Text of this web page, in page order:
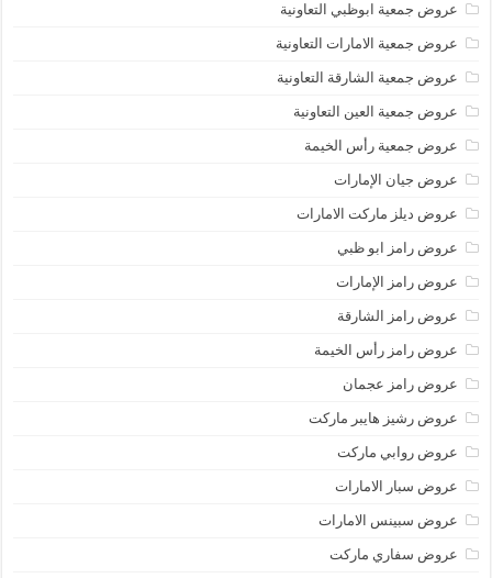
عروض جمعية ابوظبي التعاونية
عروض جمعية الامارات التعاونية
عروض جمعية الشارقة التعاونية
عروض جمعية العين التعاونية
عروض جمعية رأس الخيمة
عروض جيان الإمارات
عروض ديلز ماركت الامارات
عروض رامز ابو ظبي
عروض رامز الإمارات
عروض رامز الشارقة
عروض رامز رأس الخيمة
عروض رامز عجمان
عروض رشيز هايبر ماركت
عروض روابي ماركت
عروض سبار الامارات
عروض سبينس الامارات
عروض سفاري ماركت